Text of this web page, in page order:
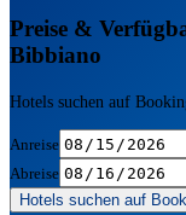
Preise &
Bibbiano
Hotels suchen auf
Anreise
Abreise
Hotels suchen auf